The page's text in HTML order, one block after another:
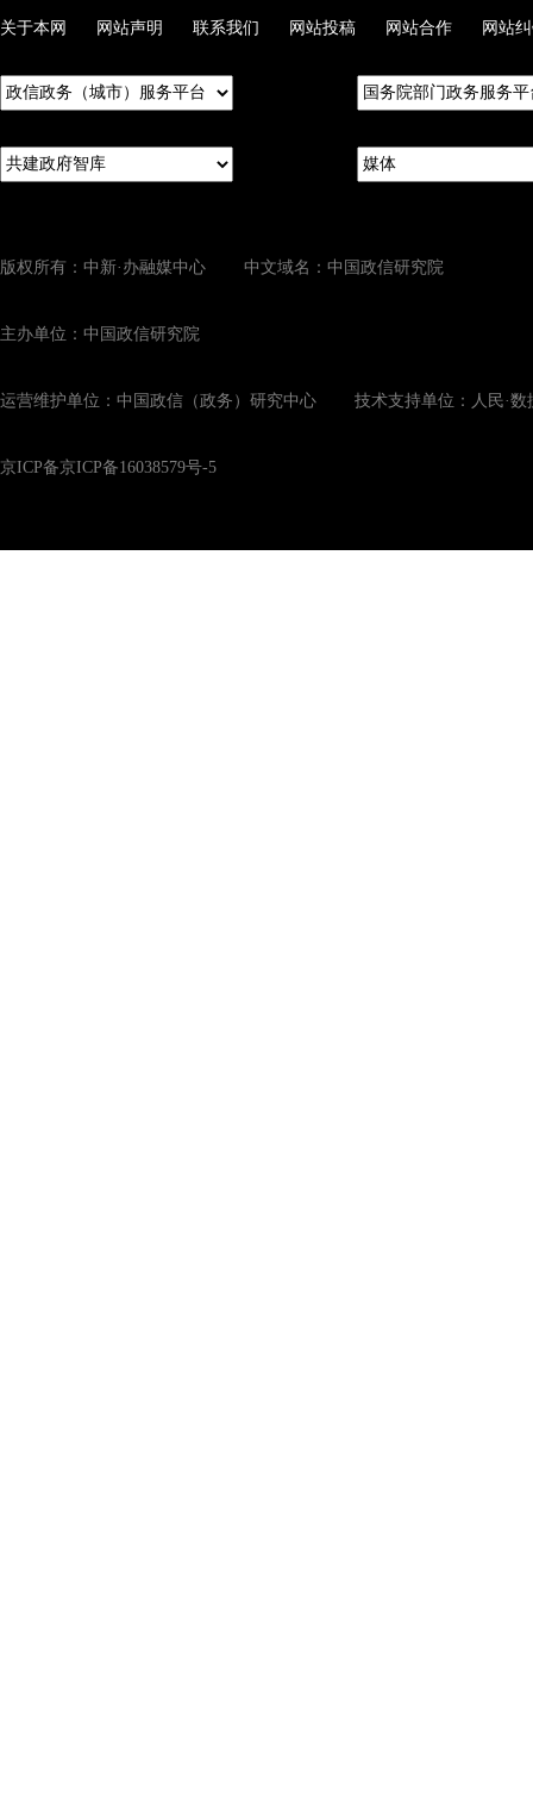
关于本网 网站声明 联系我们 网站投稿 网站合作 网站
版权所有：中新·办融媒中心 中文域名：中国政信研究院
主办单位：中国政信研究院
运营维护单位：中国政信（政务）研究中心 技术支持单位：人民·数
京ICP备京ICP备16038579号-5